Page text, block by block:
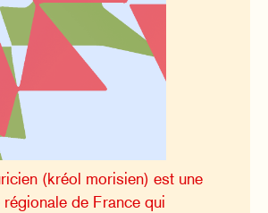
(kréol morisien) est une
régionale de France qui